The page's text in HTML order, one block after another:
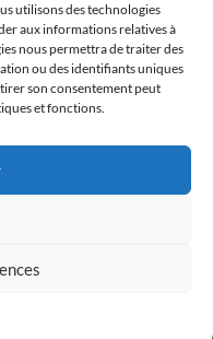
utilisons des technologies
aux informations relatives à
nous permettra de traiter des
ou des identifiants uniques
son consentement peut
et fonctions.
All rights reserved